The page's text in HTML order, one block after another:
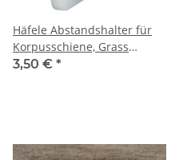
Häfele Abstandshalter für
Korpusschiene, Grass
Unigrass 6195 Kunststoff
3,50 € *